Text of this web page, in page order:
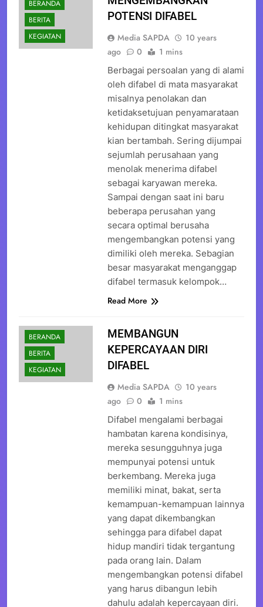
BERANDA
BERITA
KEGIATAN
POTENSI DIFABEL
Media SAPDA
10 years
ago
0 1 mins
Berbagai persoalan yang di alami
oleh difabel di mata masyarakat
misalnya penolakan dan
ketidaksetujuan penyamarataan
kehidupan ditingkat masyarakat
kian bertambah. Sering dijumpai
sejumlah perusahaan yang
menolak menerima difabel
sebagai karyawan mereka.
Sampai dengan saat ini baru
beberapa perusahan yang
secara optimal berusaha
mengembangkan potensi yang
dimiliki oleh mereka. Sebagian
besar masyarakat menganggap
difabel termasuk kelompok…
Read More
BERANDA
BERITA
KEGIATAN
MEMBANGUN
KEPERCAYAAN DIRI
DIFABEL
Media SAPDA
10 years
ago
0 1 mins
Difabel mengalami berbagai
hambatan karena kondisinya,
mereka sesungguhnya juga
mempunyai potensi untuk
berkembang. Mereka juga
memiliki minat, bakat, serta
kemampuan-kemampuan lainnya
yang dapat dikembangkan
sehingga para difabel dapat
hidup mandiri tidak tergantung
pada orang lain. Dalam
mengembangkan potensi difabel
yang harus dibangun lebih
dahulu adalah kepercayaan diri.